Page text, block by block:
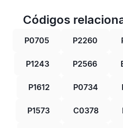
Códigos
P0705 P2260
P1243 P2566
P1612 P0734
P1573 C0378